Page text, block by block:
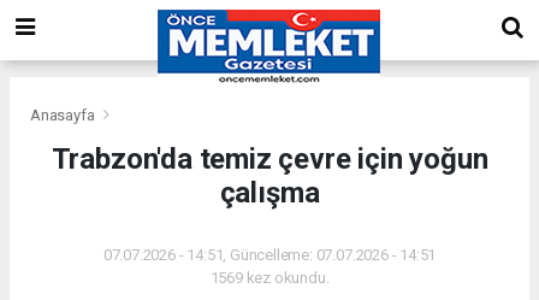
Anasayfa
Trabzon'da temiz çevre için yoğun
çalışma
07.07.2026 - 14:51, Güncelleme: 07.07.2026 - 14:51
1569 kez okundu.